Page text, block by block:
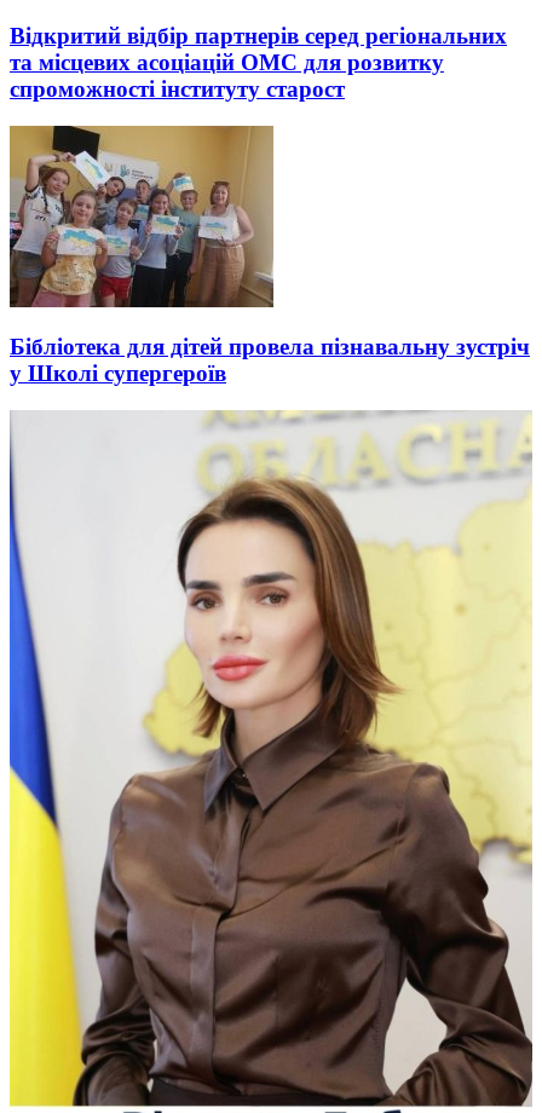
Відкритий відбір партнерів серед регіональних
та місцевих асоціацій ОМС для розвитку
спроможності інституту старост
Бібліотека для дітей провела пізнавальну зустріч
у Школі супергероїв